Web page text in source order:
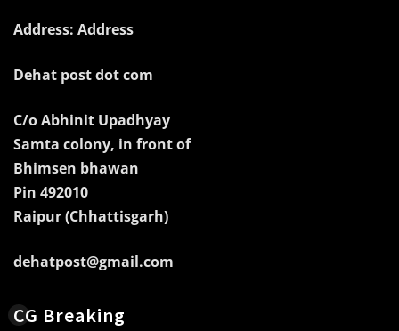
Address: Address
Dehat post dot com
C/o Abhinit Upadhyay
Samta colony, in front of
Bhimsen bhawan
Pin 492010
Raipur (Chhattisgarh)
dehatpost@gmail.com
CG Breaking